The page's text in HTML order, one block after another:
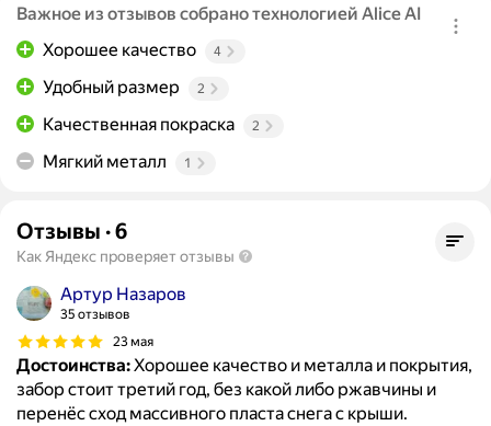
Важное из отзывов собрано технологией Alice AI
Хорошее качество
4
Удобный размер 2
Качественная покраска 2
Мягкий металл 1
Отзывы ·6
Как Яндекс проверяет отзывы
Артур Назаров
35 отзывов
23 мая
Достоинства:Хорошее качество и металла и покрытия,
забор стоит третий год, без какой либо ржавчины и
перенёс сход массивного пласта снега с крыши.